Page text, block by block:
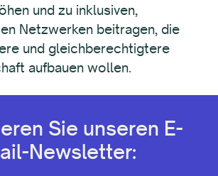
und zu inklusiven,
Netzwerken beitragen, die
und gleichberechtigtere
aufbauen wollen.
Sie unseren E-
Newsletter: